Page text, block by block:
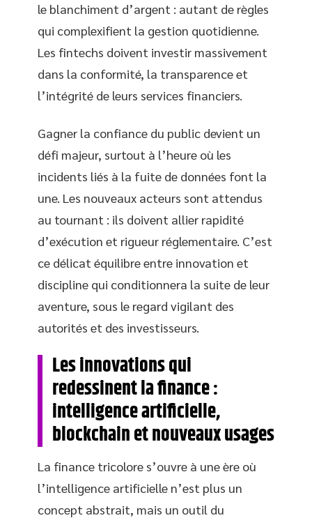
le blanchiment d’argent : autant de règles
qui complexifient la gestion quotidienne.
Les fintechs doivent investir massivement
dans la conformité, la transparence et
l’intégrité de leurs services financiers.
Gagner la confiance du public devient un
défi majeur, surtout à l’heure où les
incidents liés à la fuite de données font la
une. Les nouveaux acteurs sont attendus
au tournant : ils doivent allier rapidité
d’exécution et rigueur réglementaire. C’est
ce délicat équilibre entre innovation et
discipline qui conditionnera la suite de leur
aventure, sous le regard vigilant des
autorités et des investisseurs.
Les innovations qui
redessinent la finance :
intelligence artificielle,
blockchain et nouveaux usages
La finance tricolore s’ouvre à une ère où
l’intelligence artificielle n’est plus un
concept abstrait, mais un outil du